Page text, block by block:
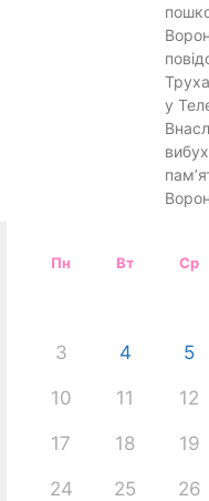
у
Пн Вт Ср
3 4 5
10 11 12
17 18 19
24 25 26